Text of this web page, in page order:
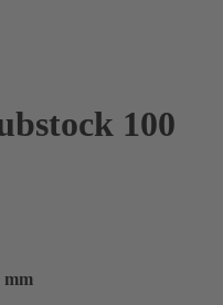
100
mm